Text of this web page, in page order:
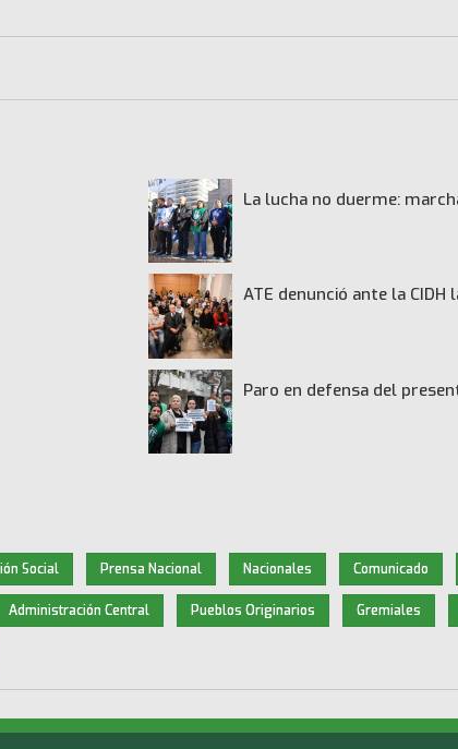
La lucha no duerme:
ATE denunció ante la
Paro en defensa del
Social Prensa Nacional Nacionales Comunicado
Administración Central Pueblos Originarios Gremiales